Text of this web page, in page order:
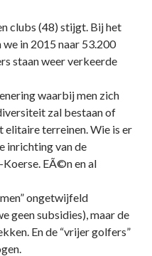
clubs (48) stijgt. Bij het
in 2015 naar 53.200
staan weer verkeerde
waarbij men zich
zal bestaan of
elitaire terreinen. Wie is er
inrichting van de
EÃ©n en al
ongetwijfeld
geen subsidies), maar de
En de “vrijer golfers”